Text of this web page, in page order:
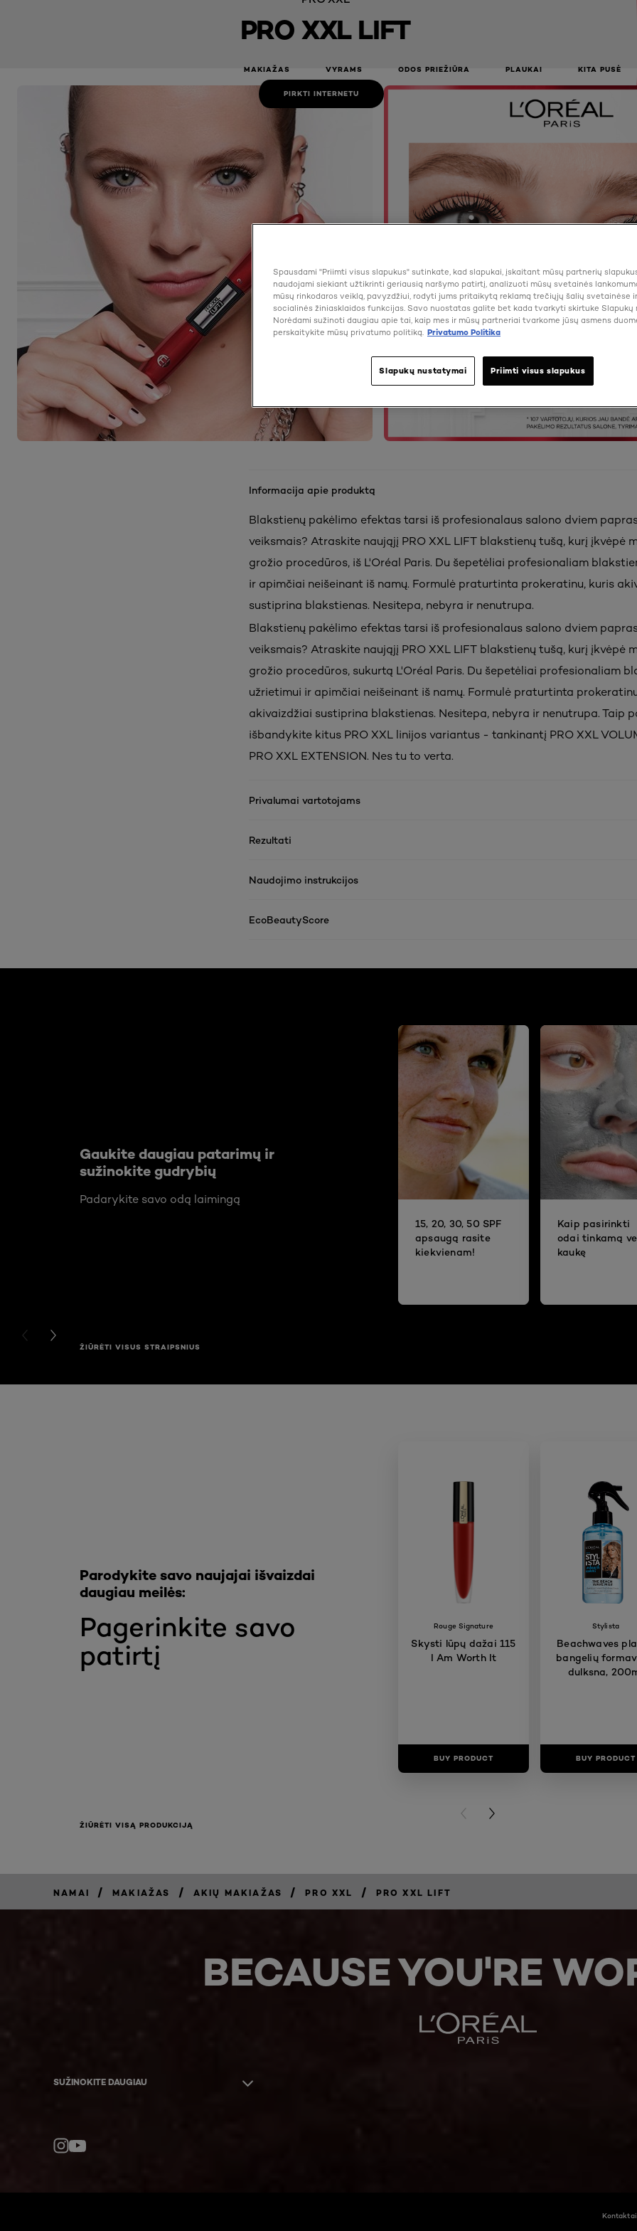
MAKIAŽAS VYRAMS ODOS PRIEŽIŪRA PLAUKAI KITA PUSĖ
PRO XXL LIFT
PIRKTI INTERNETU
Informacija apie produktą
Blakstienų pakėlimo efektas tarsi iš profesionalaus salono dviem
veiksmais? Atraskite naująjį PRO XXL LIFT blakstienų tušą, kurį įkvėpė
grožio procedūros, iš L'Oréal Paris. Du šepetėliai profesionaliam
ir apimčiai neišeinant iš namų. Formulė praturtinta prokeratinu, kuris
sustiprina blakstienas. Nesitepa, nebyra ir nenutrupa.
Blakstienų pakėlimo efektas tarsi iš profesionalaus salono dviem
veiksmais? Atraskite naująjį PRO XXL LIFT blakstienų tušą, kurį įkvėpė
grožio procedūros, sukurtą L'Oréal Paris. Du šepetėliai profesionaliam
užrietimui ir apimčiai neišeinant iš namų. Formulė praturtinta
akivaizdžiai sustiprina blakstienas. Nesitepa, nebyra ir nenutrupa. Taip
išbandykite kitus PRO XXL linijos variantus - tankinantį PRO XXL
PRO XXL EXTENSION. Nes tu to verta.
Privalumai vartotojams
Rezultati
Naudojimo instrukcijos
EcoBeautyScore
Gaukite daugiau patarimų ir
sužinokite gudrybių
Padarykite savo odą laimingą
15, 20, 30, 50 SPF
apsaugą rasite
kiekvienam!
Kaip pasirinkti
odai tinkamą
kaukę
PREVIOUS CARD
NEXT CARD
ŽIŪRĖTI VISUS STRAIPSNIUS
Pagerinkite savo
patirtį
Parodykite savo naujajai išvaizdai
daugiau meilės:
Rouge Signature
Skysti lūpų dažai 115
I Am Worth It
BUY PRODUCT
Stylista
Beachwaves
bangelių
dulksna,
BUY PRODUCT
PREVIOUS CARD
NEXT CARD
ŽIŪRĖTI VISĄ PRODUKCIJĄ
NAMAI / MAKIAŽAS / AKIŲ MAKIAŽAS / PRO XXL / PRO XXL LIFT
BECAUSE YOU'RE
SUŽINOKITE DAUGIAU
Kontaktai
Spausdami "Priimti visus slapukus" sutinkate, kad slapukai, įskaitant mūsų partnerių
naudojami siekiant užtikrinti geriausią naršymo patirtį, analizuoti mūsų svetainės
mūsų rinkodaros veiklą, pavyzdžiui, rodyti jums pritaikytą reklamą trečiųjų šalių svetainėse
socialinės žiniasklaidos funkcijas. Savo nuostatas galite bet kada tvarkyti skirtuke Slapukų
Norėdami sužinoti daugiau apie tai, kaip mes ir mūsų partneriai tvarkome jūsų asmens
perskaitykite mūsų privatumo politiką. Privatumo Politika
Slapukų nustatymai Priimti visus slapukus